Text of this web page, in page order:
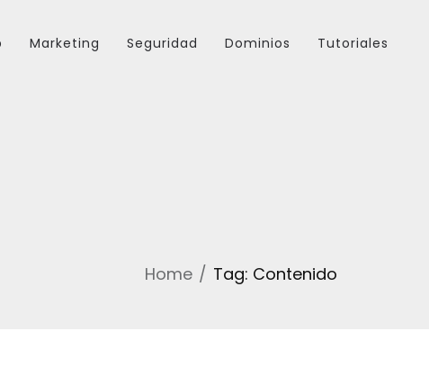
Marketing Seguridad Dominios Tutoriales
Home Tag: Contenido